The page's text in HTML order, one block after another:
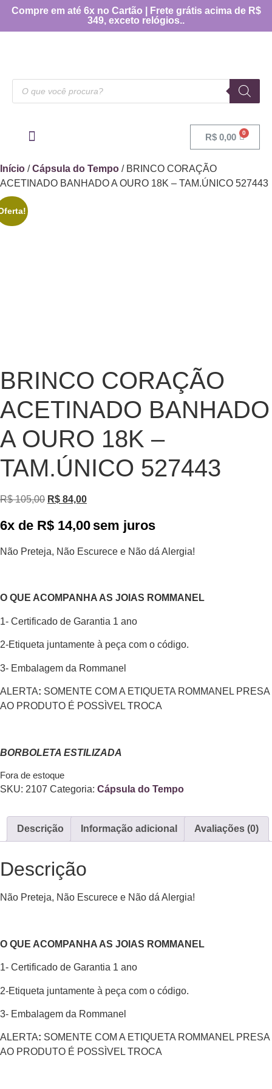
Compre em até 6x no Cartão | Frete grátis acima de R$
349, exceto relógios..
R$ 0,00
Início /Cápsula do Tempo / BRINCO CORAÇÃO
ACETINADO BANHADO A OURO 18K – TAM.ÚNICO 527443
BRINCO CORAÇÃO
ACETINADO BANHADO
A OURO 18K –
TAM.ÚNICO 527443
R$105,00 R$ 84,00
6x de R$ 14,00 sem juros
Não Preteja, Não Escurece e Não dá Alergia!
O QUE ACOMPANHA AS JOIAS ROMMANEL
1- Certificado de Garantia 1 ano
2-Etiqueta juntamente à peça com o código.
3- Embalagem da Rommanel
ALERTA: SOMENTE COM A ETIQUETA ROMMANEL PRESA
AO PRODUTO É POSSÌVEL TROCA
BORBOLETA ESTILIZADA
Fora de estoque
SKU: 2107 Categoria: Cápsula do Tempo
Descrição Informação adicional Avaliações (0)
Descrição
Não Preteja, Não Escurece e Não dá Alergia!
O QUE ACOMPANHA AS JOIAS ROMMANEL
1- Certificado de Garantia 1 ano
2-Etiqueta juntamente à peça com o código.
3- Embalagem da Rommanel
ALERTA: SOMENTE COM A ETIQUETA ROMMANEL PRESA
AO PRODUTO É POSSÌVEL TROCA